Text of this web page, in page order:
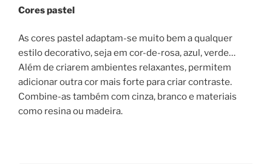
Cores pastel
As cores pastel adaptam-se muito bem a qualquer
estilo decorativo, seja em cor-de-rosa, azul, verde…
Além de criarem ambientes relaxantes, permitem
adicionar outra cor mais forte para criar contraste.
Combine-as também com cinza, branco e materiais
como resina ou madeira.